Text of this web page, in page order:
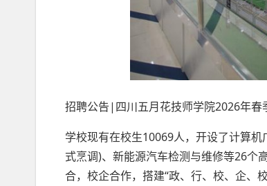
招聘公告|四川五月花技师学院2026年春
学校现有在校生10069人，开设了计算
式烹调)、新能源汽车检测与维修等26个
合，校企合作，搭建“政、行、校、企、